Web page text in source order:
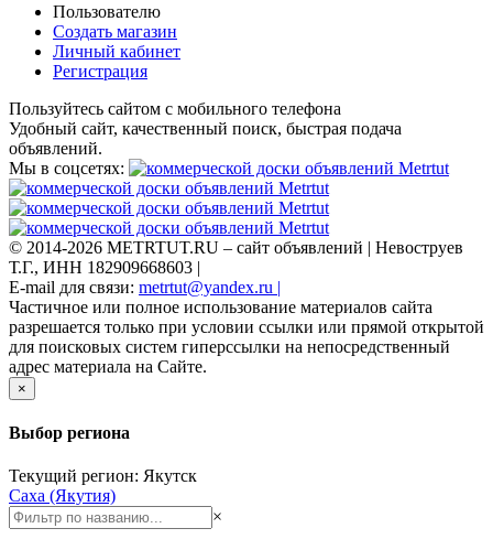
Пользователю
Создать магазин
Личный кабинет
Регистрация
Пользуйтесь сайтом с мобильного телефона
Удобный сайт, качественный поиск, быстрая подача
объявлений.
Мы в соцсетях:
© 2014-2026 METRTUT.RU – сайт объявлений | Невоструев
Т.Г., ИНН 182909668603 |
E-mail для связи: metrtut@yandex.ru |
Частичное или полное использование материалов сайта
разрешается только при условии ссылки или прямой открытой
для поисковых систем гиперссылки на непосредственный
адрес материала на Сайте.
×
Выбор региона
Текущий регион: Якутск
Саха (Якутия)
×